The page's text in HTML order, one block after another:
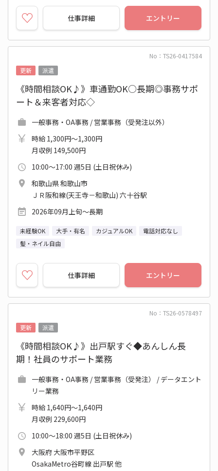
仕事詳細 エントリー
No：TS26-0417584
更新
派遣
《時間相談OK♪》車通勤OK○長期◎事務サポ
ート＆来客者対応◇
一般事務・OA事務 / 営業事務（受発注以外）
時給 1,300円～1,300円
月収例 149,500円
10:00～17:00 週5日 (土日祝休み)
和歌山県 和歌山市
ＪＲ阪和線(天王寺－和歌山) 六十谷駅
2026年09月上旬～長期
未経験OK 大手・有名 カジュアルOK
電話対応なし
髪・ネイル自由
仕事詳細 エントリー
No：TS26-0578497
更新
派遣
《時間相談OK♪》出戸駅すぐ◆あんしん長
期！社員のサポート業務
一般事務・OA事務 / 営業事務（受発注） / データエント
リー業務
時給 1,640円～1,640円
月収例 229,600円
10:00～18:00 週5日 (土日祝休み)
大阪府 大阪市平野区
OsakaMetro谷町線 出戸駅 他